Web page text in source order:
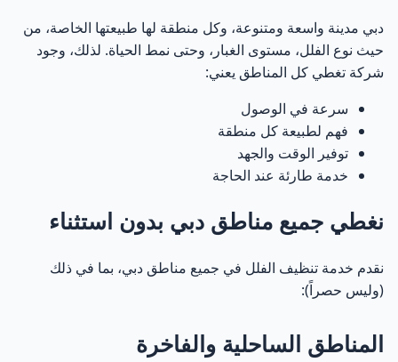
دبي مدينة واسعة ومتنوعة، وكل منطقة لها طبيعتها الخاصة، من
حيث نوع الفلل، مستوى الغبار، وحتى نمط الحياة. لذلك، وجود
شركة تغطي كل المناطق يعني:
سرعة في الوصول
فهم لطبيعة كل منطقة
توفير الوقت والجهد
خدمة طارئة عند الحاجة
نغطي جميع مناطق دبي بدون استثناء
نقدم خدمة تنظيف الفلل في جميع مناطق دبي، بما في ذلك
(وليس حصراً):
المناطق الساحلية والفاخرة